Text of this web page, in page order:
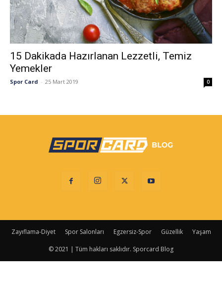
15 Dakikada Hazırlanan Lezzetli, Temiz
Yemekler
Spor Card - 25 Mart 2019 0
Zayıflama-Diyet Spor Salonları Egzersiz-Spor Güzellik Yaşam
© 2021 | Tüm hakları saklıdır. Sporcard Blog